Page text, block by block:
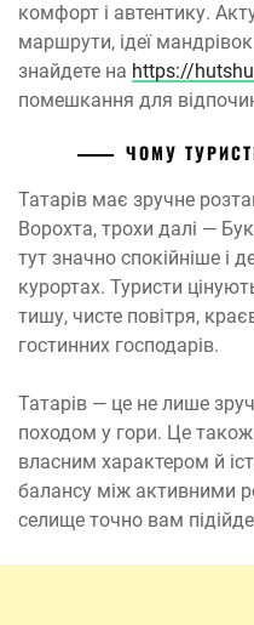
комфорт і автентику.
маршрути, ідеї
знайдете на https://
помешкання для
ЧОМУ
Татарів має зручне
Ворохта, трохи далі —
тут значно спокійніше і
курортах. Туристи
тишу, чисте повітря,
гостинних господарів.
Татарів — це не лише
походом у гори. Це також
власним характером й
балансу між активними
селище точно вам